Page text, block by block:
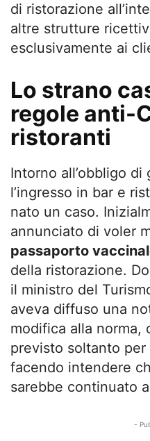
di ristorazione
altre strutture
esclusivamente ai
Lo strano
regole anti-
ristoranti
Intorno all’obbligo di
l’ingresso in bar e
nato un caso.
annunciato di voler
passaporto
della ristorazione.
il ministro del
aveva diffuso una
modifica alla norma,
previsto soltanto per
facendo intendere
sarebbe continuato
-